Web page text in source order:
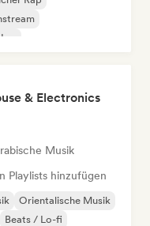
& Electronics
Musik
Playlists hinzufügen
Orientalische Musik
Beats / Lo-fi